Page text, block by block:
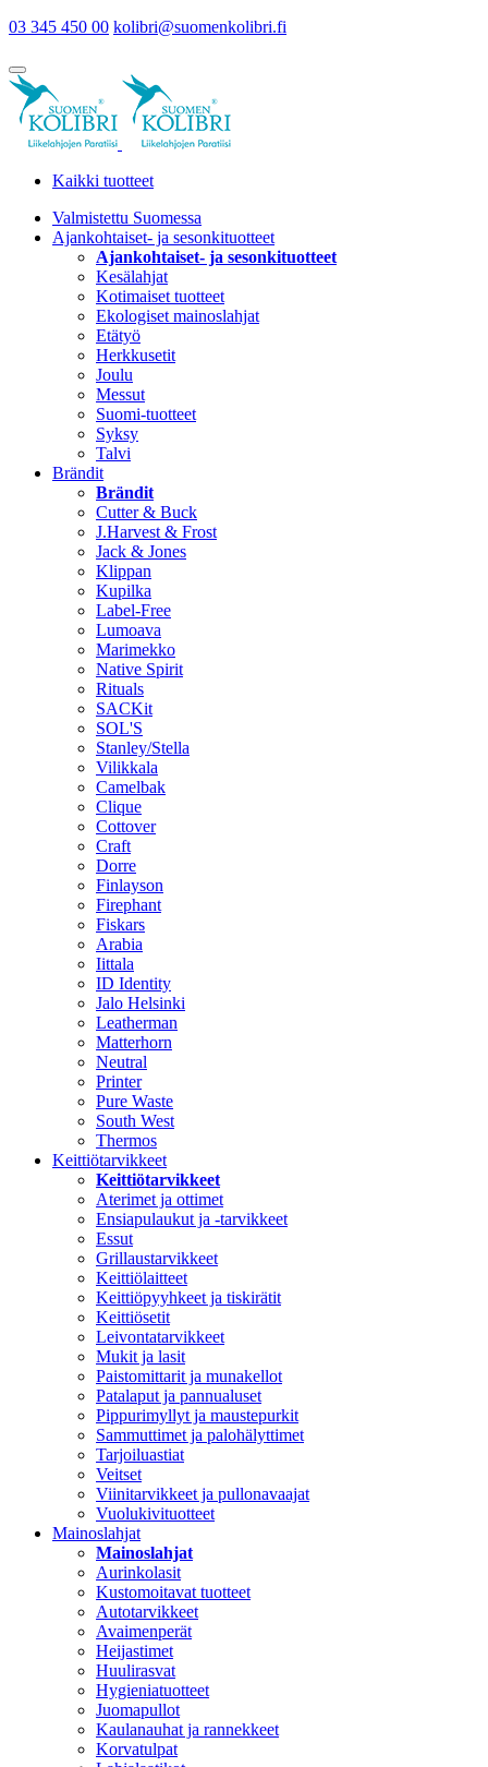
03 345 450 00 kolibri@suomenkolibri.fi
Kaikki tuotteet
Valmistettu Suomessa
Ajankohtaiset- ja sesonkituotteet
Ajankohtaiset- ja sesonkituotteet
Kesälahjat
Kotimaiset tuotteet
Ekologiset mainoslahjat
Etätyö
Herkkusetit
Joulu
Messut
Suomi-tuotteet
Syksy
Talvi
Brändit
Brändit
Cutter & Buck
J.Harvest & Frost
Jack & Jones
Klippan
Kupilka
Label-Free
Lumoava
Marimekko
Native Spirit
Rituals
SACKit
SOL'S
Stanley/Stella
Vilikkala
Camelbak
Clique
Cottover
Craft
Dorre
Finlayson
Firephant
Fiskars
Arabia
Iittala
ID Identity
Jalo Helsinki
Leatherman
Matterhorn
Neutral
Printer
Pure Waste
South West
Thermos
Keittiötarvikkeet
Keittiötarvikkeet
Aterimet ja ottimet
Ensiapulaukut ja -tarvikkeet
Essut
Grillaustarvikkeet
Keittiölaitteet
Keittiöpyyhkeet ja tiskirätit
Keittiösetit
Leivontatarvikkeet
Mukit ja lasit
Paistomittarit ja munakellot
Patalaput ja pannualuset
Pippurimyllyt ja maustepurkit
Sammuttimet ja palohälyttimet
Tarjoiluastiat
Veitset
Viinitarvikkeet ja pullonavaajat
Vuolukivituotteet
Mainoslahjat
Mainoslahjat
Aurinkolasit
Kustomoitavat tuotteet
Autotarvikkeet
Avaimenperät
Heijastimet
Huulirasvat
Hygieniatuotteet
Juomapullot
Kaulanauhat ja rannekkeet
Korvatulpat